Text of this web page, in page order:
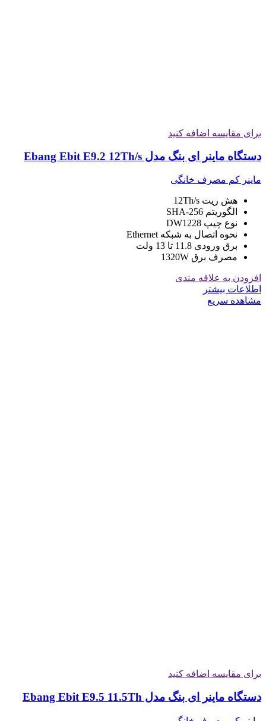
برای مقایسه اضافه کنید
دستگاه ماینر ای بنگ مدل Ebang Ebit E9.2 12Th/s
ماینر کم مصرف خانگی
هش ریت 12Th/s
الگوریتم SHA-256
نوع چیپ DW1228
نحوه اتصال به شبکه Ethernet
برق ورودی 11.8 تا 13 ولت
مصرف برق 1320W
افزودن به علاقه مندی
اطلاعات بیشتر
مشاهده سریع
برای مقایسه اضافه کنید
دستگاه ماینر ای بنگ مدل Ebang Ebit E9.5 11.5Th